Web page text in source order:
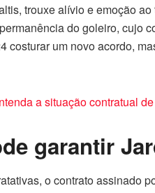
trouxe alívio e emoção
do goleiro, cujo
costurar um novo acordo,
a situação contratual
garantir
o contrato assinado